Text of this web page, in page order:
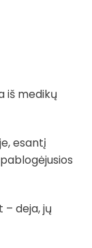
iš medikų
esantį
deja, jų